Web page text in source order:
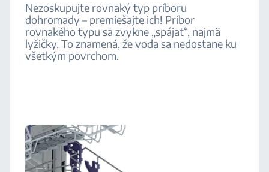
Nezoskupujte rovnaký typ príboru
dohromady – premiešajte ich! Príbor
rovnakého typu sa zvykne „spájať“, najmä
lyžičky. To znamená, že voda sa nedostane ku
všetkým povrchom.